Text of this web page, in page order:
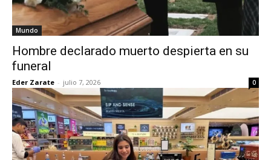
Mundo
Hombre declarado muerto despierta en su
funeral
Eder Zarate - julio 7, 2026 0